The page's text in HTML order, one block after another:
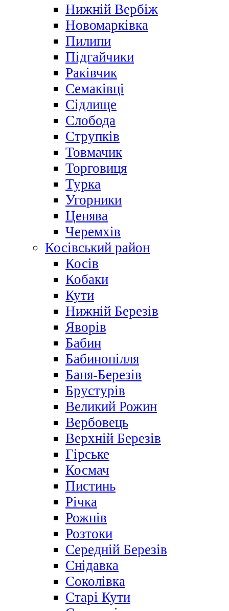
Нижній Вербіж
Новомарківка
Пилипи
Підгайчики
Раківчик
Семаківці
Сідлище
Слобода
Струпків
Товмачик
Торговиця
Турка
Угорники
Ценява
Черемхів
Косівський район
Косів
Кобаки
Кути
Нижній Березів
Яворів
Бабин
Бабинопілля
Баня-Березів
Брустурів
Великий Рожин
Вербовець
Верхній Березів
Гірське
Космач
Пистинь
Річка
Рожнів
Розтоки
Середній Березів
Снідавка
Соколівка
Старі Кути